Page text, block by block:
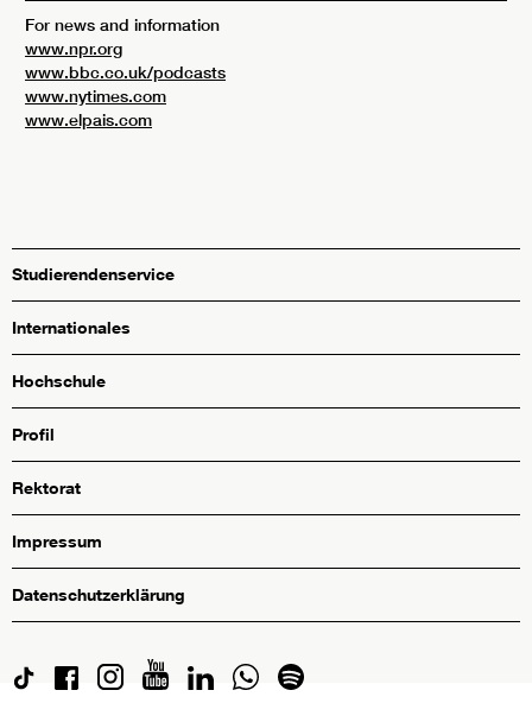
For news and information
www.npr.org
www.bbc.co.uk/podcasts
www.nytimes.com
www.elpais.com
Studierendenservice
Internationales
Hochschule
Profil
Rektorat
Impressum
Datenschutzerklärung